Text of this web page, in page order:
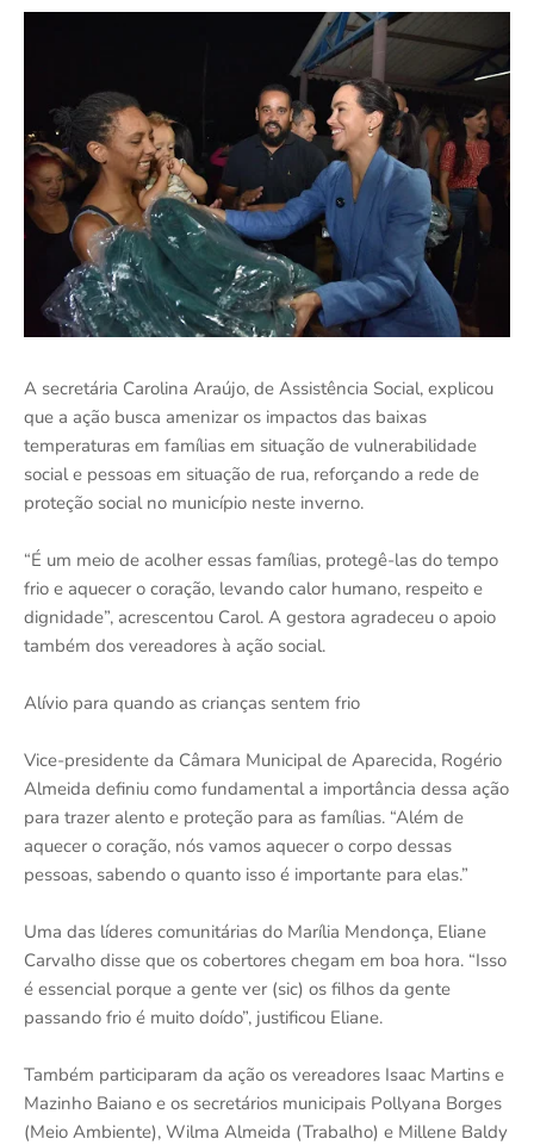
A secretária Carolina Araújo, de Assistência Social, explicou
que a ação busca amenizar os impactos das baixas
temperaturas em famílias em situação de vulnerabilidade
social e pessoas em situação de rua, reforçando a rede de
proteção social no município neste inverno.
“É um meio de acolher essas famílias, protegê-las do tempo
frio e aquecer o coração, levando calor humano, respeito e
dignidade”, acrescentou Carol. A gestora agradeceu o apoio
também dos vereadores à ação social.
Alívio para quando as crianças sentem frio
Vice-presidente da Câmara Municipal de Aparecida, Rogério
Almeida definiu como fundamental a importância dessa ação
para trazer alento e proteção para as famílias. “Além de
aquecer o coração, nós vamos aquecer o corpo dessas
pessoas, sabendo o quanto isso é importante para elas.”
Uma das líderes comunitárias do Marília Mendonça, Eliane
Carvalho disse que os cobertores chegam em boa hora. “Isso
é essencial porque a gente ver (sic) os filhos da gente
passando frio é muito doído”, justificou Eliane.
Também participaram da ação os vereadores Isaac Martins e
Mazinho Baiano e os secretários municipais Pollyana Borges
(Meio Ambiente), Wilma Almeida (Trabalho) e Millene Baldy